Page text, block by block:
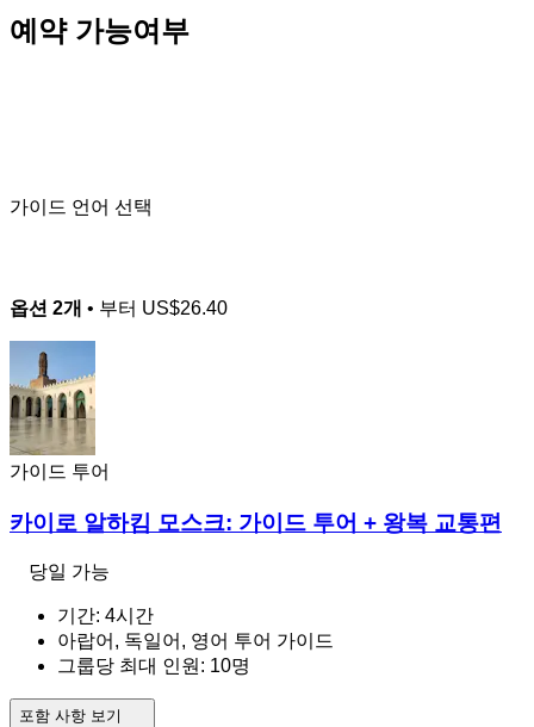
예약 가능여부
가이드 언어 선택
옵션 2개 • 부터 US$26.40
가이드 투어
카이로 알하킴 모스크: 가이드 투어 + 왕복 교통편
당일 가능
기간: 4시간
아랍어, 독일어, 영어 투어 가이드
그룹당 최대 인원: 10명
포함 사항 보기